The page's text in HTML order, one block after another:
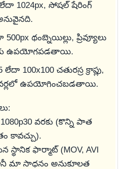
1024px, సోషల్ షేరింగ్
థంబ్నెయిల్లు, ప్రివ్యూలు
ఉపయోగపడతాయి.
లేదా 100x100 చతురస్ర క్రాప్లు,
ఉపయోగించబడతాయి.
వరకు (కొన్ని పాత
కావచ్చు).
స్థానిక ఫార్మాట్ (MOV, AVI
మా సాధనం అనుకూలత